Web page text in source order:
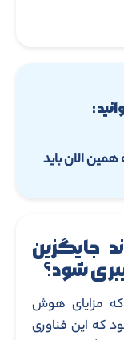
:
رایگان که همین الان باید
جایگزین
شود؟
مزایای هوش
که این فناوری